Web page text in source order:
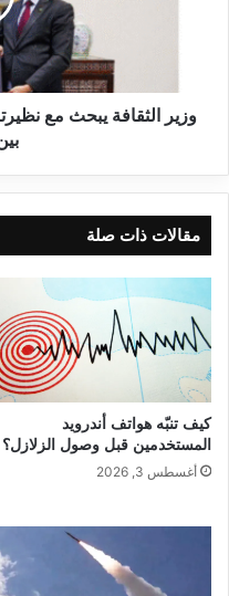
وزير الثقافة يبحث مع
مقالات ذات صلة
كيف تنبّه هواتف أندرويد
المستخدمين قبل وصول الزلازل؟
أغسطس 3, 2026